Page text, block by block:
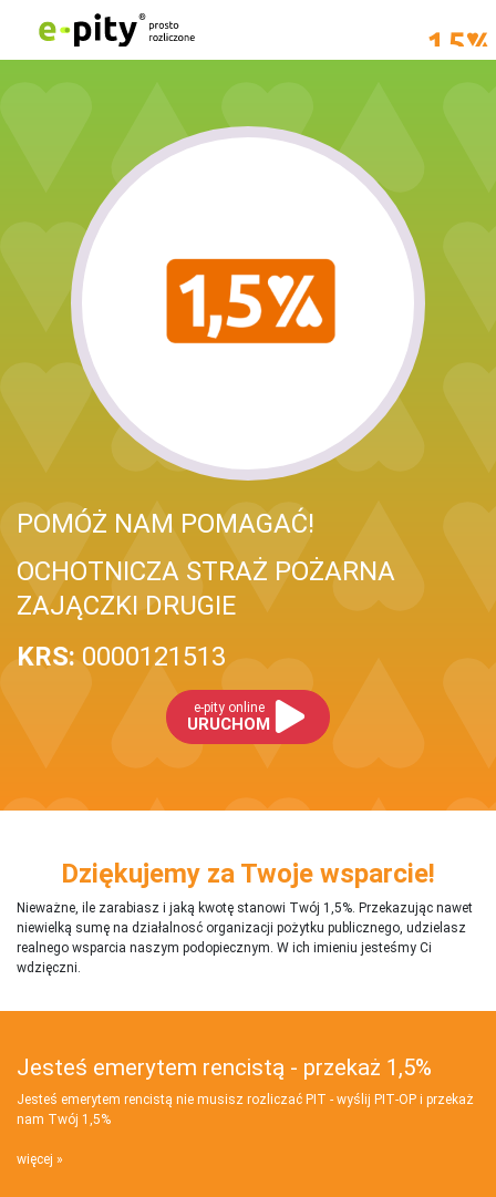
POMÓŻ NAM POMAGAĆ!
OCHOTNICZA STRAŻ POŻARNA
ZAJĄCZKI DRUGIE
KRS: 0000121513
e-pity online
URUCHOM
Dziękujemy za Twoje wsparcie!
Nieważne, ile zarabiasz i jaką kwotę stanowi Twój 1,5%. Przekazując nawet
niewielką sumę na działalnosć organizacji pożytku publicznego, udzielasz
realnego wsparcia naszym podopiecznym. W ich imieniu jesteśmy Ci
wdzięczni.
Jesteś emerytem rencistą - przekaż 1,5%
Jesteś emerytem rencistą nie musisz rozliczać PIT - wyślij PIT‑OP i przekaż
nam Twój 1,5%
więcej